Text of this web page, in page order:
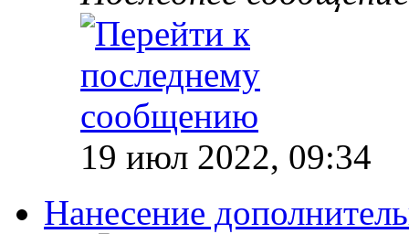
19 июл 2022, 09:34
Нанесение